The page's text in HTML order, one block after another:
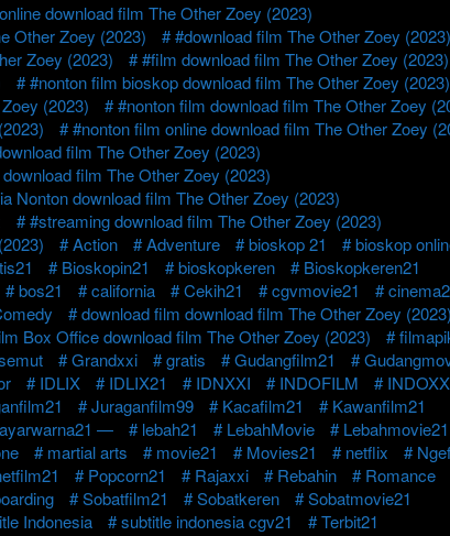
download film The Other Zoey (2023)
Other Zoey (2023)
#download film The Other Zoey (2023)
Zoey (2023)
#film download film The Other Zoey (2023)
#nonton film bioskop download film The Other Zoey (2023)
(2023)
#nonton film download film The Other Zoey
#nonton film online download film The Other Zoey
film The Other Zoey (2023)
film The Other Zoey (2023)
Nonton download film The Other Zoey (2023)
#streaming download film The Other Zoey (2023)
Action Adventure bioskop 21
bioskop
Bioskopin21 bioskopkeren
Bioskopkeren21
bos21 california Cekih21 cgvmovie21
download film download film The Other Zoey (2023)
Box Office download film The Other Zoey (2023)
Grandxxi gratis Gudangfilm21
IDLIX IDLIX21 IDNXXI INDOFILM
Juraganfilm99 Kacafilm21
Kawanfilm21
— lebah21 LebahMovie
Lebahmovie21
martial arts movie21 Movies21 netflix
Popcorn21 Rajaxxi Rebahin
Romance
Sobatfilm21 Sobatkeren
Sobatmovie21
Indonesia subtitle indonesia cgv21
Terbit21